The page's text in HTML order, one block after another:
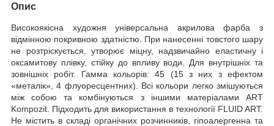
Опис
Високоякісна художня універсальна акрилова фарба з
відмінною покривною здатністю. При нанесенні товстого шару
не розтріскується, утворює міцну, надзвичайно еластичну і
оксамитову плівку, стійку до впливу води. Для внутрішніх та
зовнішніх робіт. Гамма кольорів: 45 (15 з них з ефектом
«металік», 4 флуоресцентних). Всі кольори легко змішуються
між собою та комбінуються з іншими матеріалами ART
Kompozit. Підходить для використання в технології FLUID ART.
Не містить в складі органічних розчинників, гіпоалергенна та